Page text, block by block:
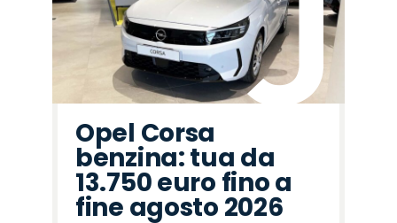
Opel Corsa
benzina: tua da
13.750 euro fino a
fine agosto 2026